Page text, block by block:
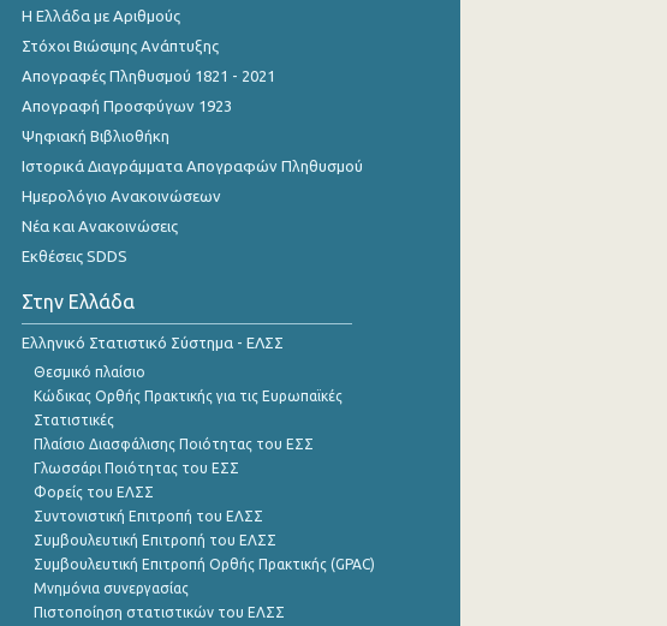
Η Ελλάδα με Αριθμούς
Στόχοι Βιώσιμης Ανάπτυξης
Απογραφές Πληθυσμού 1821 - 2021
Απογραφή Προσφύγων 1923
Ψηφιακή Βιβλιοθήκη
Ιστορικά Διαγράμματα Απογραφών Πληθυσμού
Ημερολόγιο Ανακοινώσεων
Νέα και Ανακοινώσεις
Εκθέσεις SDDS
Στην Ελλάδα
Ελληνικό Στατιστικό Σύστημα - ΕΛΣΣ
Θεσμικό πλαίσιο
Κώδικας Ορθής Πρακτικής για τις Ευρωπαϊκές
Στατιστικές
Πλαίσιο Διασφάλισης Ποιότητας του ΕΣΣ
Γλωσσάρι Ποιότητας του ΕΣΣ
Φορείς του ΕΛΣΣ
Συντονιστική Επιτροπή του ΕΛΣΣ
Συμβουλευτική Επιτροπή του ΕΛΣΣ
Συμβουλευτική Επιτροπή Ορθής Πρακτικής (GPAC)
Μνημόνια συνεργασίας
Πιστοποίηση στατιστικών του ΕΛΣΣ